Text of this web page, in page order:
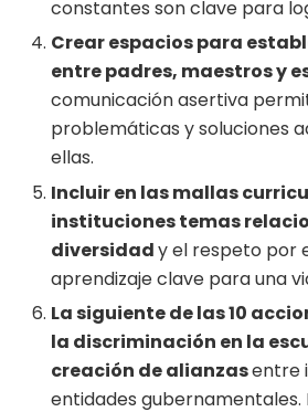
constantes son clave para
Crear espacios para
entre padres, maestros y
comunicación asertiva
problemáticas y soluciones
ellas.
Incluir en las mallas
instituciones temas
diversidady el respeto por
aprendizaje clave para una
La siguiente de las 10
la discriminación en la
creación de alianzasentre
entidades gubernamentales.